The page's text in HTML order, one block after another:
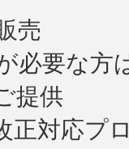
売
要な方
提供
正対応プ